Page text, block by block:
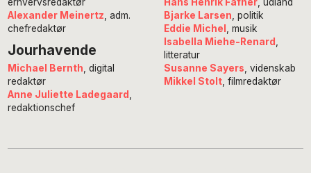
Alexander Meinertz , adm.
chefredaktør
Jourhavende
Michael Bernth, digital
redaktør
Anne Juliette Ladegaard ,
redaktionschef
Bjarke Larsen , politik
Eddie Michel
, musik
Isabella Miehe-Renard
litteratur
Susanne Sayers , videnskab
Mikkel Stolt, filmredaktør